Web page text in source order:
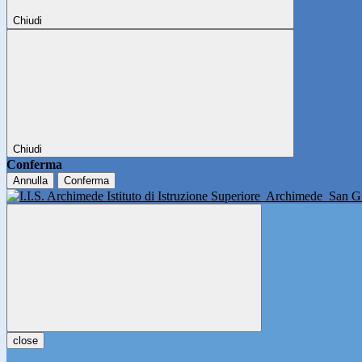
Chiudi
Chiudi
Conferma
Annulla Conferma
Istituto di Istruzione Superiore Archimede San
close